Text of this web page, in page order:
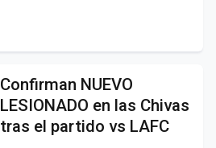
Confirman NUEVO
LESIONADO en las Chivas
tras el partido vs LAFC